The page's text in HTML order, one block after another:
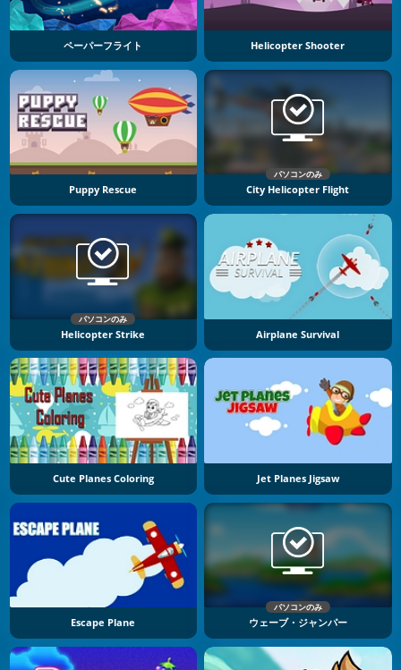
ペーパーフライト Helicopter Shooter
Puppy Rescue
パソコンのみ
City Helicopter Flight
パソコンのみ
Helicopter Strike Airplane Survival
Cute Planes Coloring Jet Planes Jigsaw
Escape Plane
パソコンのみ
ウェーブ・ジャンパー